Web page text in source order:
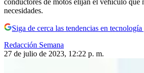
necesidades.
Siga de cerca las tendencias en
Redacción Semana
27 de julio de 2023, 12:22 p. m.